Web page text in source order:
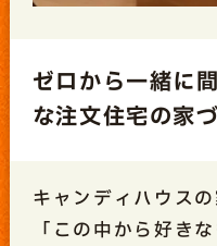
ゼロから一緒に
な注文住宅の家
キャンディハウスの
「この中から好き